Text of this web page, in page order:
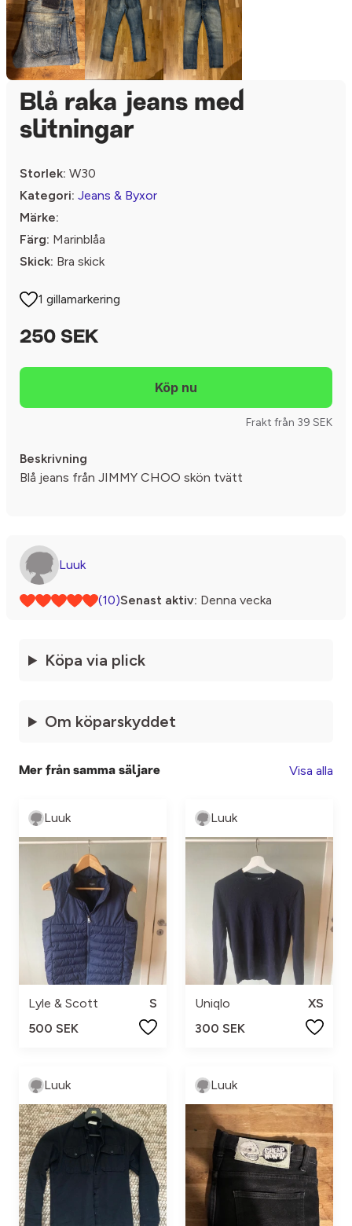
Blå raka jeans med
slitningar
Storlek: W30
Kategori: Jeans & Byxor
Märke:
Färg: Marinblåa
Skick: Bra skick
1 gillamarkering
250 SEK
Frakt från 39 SEK
Beskrivning
Blå jeans från JIMMY CHOO skön tvätt
Luuk
(10)Senast aktiv: Denna vecka
Köpa via plick
Om köparskyddet
Mer från samma säljare Visa alla
Luuk
Lyle & Scott
S
500 SEK
Luuk
Uniqlo
XS
300 SEK
Luuk Luuk